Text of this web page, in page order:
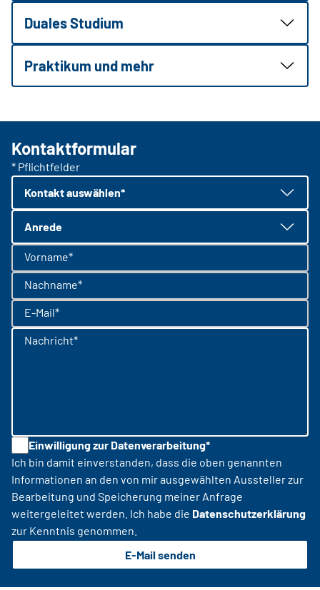
Duales Studium
Praktikum und mehr
Kontaktformular
* Pflichtfelder
Kontakt auswählen*
Anrede
Vorname*
Nachname*
E-Mail*
Nachricht*
Einwilligung zur Datenverarbeitung*
Ich bin damit einverstanden, dass die oben genannten
Informationen an den von mir ausgewählten Aussteller zur
Bearbeitung und Speicherung meiner Anfrage
weitergeleitet werden. Ich habe die Datenschutzerklärung
zur Kenntnis genommen.
E-Mail senden